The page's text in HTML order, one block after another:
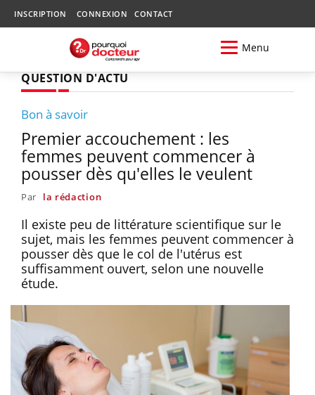
INSCRIPTION CONNEXION CONTACT
Menu
QUESTION D'ACTU
Bon à savoir
Premier accouchement : les
femmes peuvent commencer à
pousser dès qu'elles le veulent
Par la rédaction
Il existe peu de littérature scientifique sur le
sujet, mais les femmes peuvent commencer à
pousser dès que le col de l'utérus est
suffisamment ouvert, selon une nouvelle
étude.